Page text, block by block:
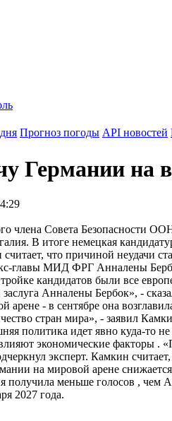
Прогноз погоды API новостей
Германии
члена Совета Безопасности
В итоге немецкая
что причиной неудачи
главы МИД ФРГ Анналены
кандидатов были все
заслуга Анналены Бербок», -
- в сентябре она
стран мира», - заявил
политика идет явно куда-то
экономические факторы .
эксперт. Камкин
на мировой арене
получила меньше голосов ,
2027 года.